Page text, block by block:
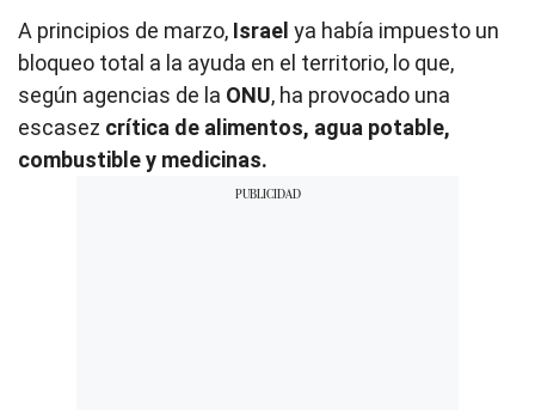
A principios de marzo, Israel ya había impuesto un
bloqueo total a la ayuda en el territorio, lo que,
según agencias de la ONU, ha provocado una
escasez crítica de alimentos, agua potable,
combustible y medicinas.